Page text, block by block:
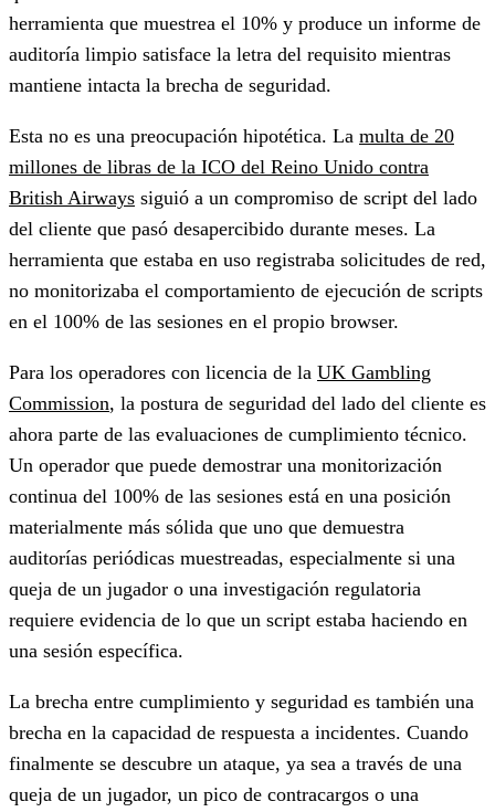
herramienta que muestrea el 10% y produce un informe de
auditoría limpio satisface la letra del requisito mientras
mantiene intacta la brecha de seguridad.
Esta no es una preocupación hipotética. La multa de 20
millones de libras de la ICO del Reino Unido contra
British Airways siguió a un compromiso de script del lado
del cliente que pasó desapercibido durante meses. La
herramienta que estaba en uso registraba solicitudes de red,
no monitorizaba el comportamiento de ejecución de scripts
en el 100% de las sesiones en el propio browser.
Para los operadores con licencia de la UK Gambling
Commission, la postura de seguridad del lado del cliente es
ahora parte de las evaluaciones de cumplimiento técnico.
Un operador que puede demostrar una monitorización
continua del 100% de las sesiones está en una posición
materialmente más sólida que uno que demuestra
auditorías periódicas muestreadas, especialmente si una
queja de un jugador o una investigación regulatoria
requiere evidencia de lo que un script estaba haciendo en
una sesión específica.
La brecha entre cumplimiento y seguridad es también una
brecha en la capacidad de respuesta a incidentes. Cuando
finalmente se descubre un ataque, ya sea a través de una
queja de un jugador, un pico de contracargos o una